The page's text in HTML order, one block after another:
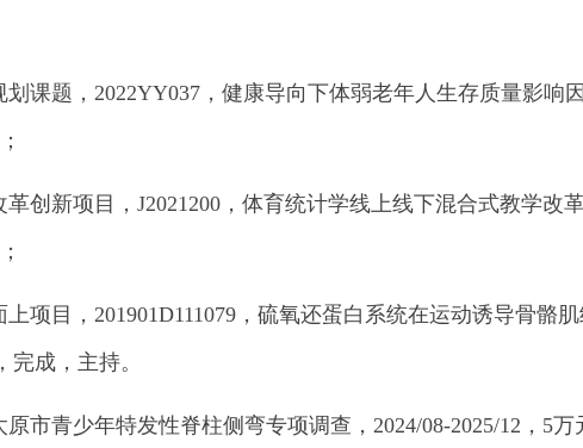
课题，2022YY037，健康导向下体弱老年人生存质量影响
创新项目，J2021200，体育统计学线上线下混合式教学改
项目，201901D111079，硫氧还蛋白系统在运动诱导骨骼
完成，主持。
市青少年特发性脊柱侧弯专项调查，2024/08-2025/12，5万